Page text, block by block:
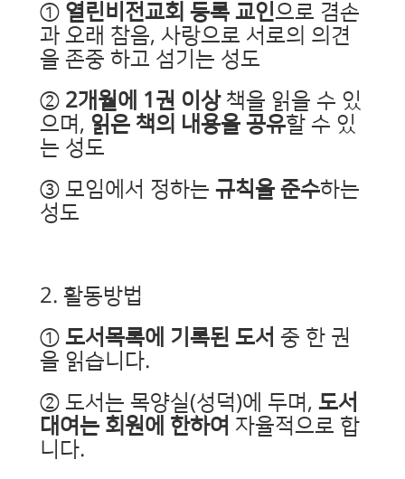
① 열린비전교회 등록 교인으로 겸손
과 오래 참음, 사랑으로 서로의 의견
을 존중 하고 섬기는 성도
② 2개월에 1권 이상책을 읽을 수 있
으며, 읽은 책의 내용을 공유할 수 있
는 성도
③ 모임에서 정하는 규칙을 준수하는
성도
2. 활동방법
① 도서목록에 기록된 도서 중 한 권
을 읽습니다.
② 도서는 목양실(성덕)에 두며, 도서
대여는 회원에 한하여 자율적으로 합
니다.